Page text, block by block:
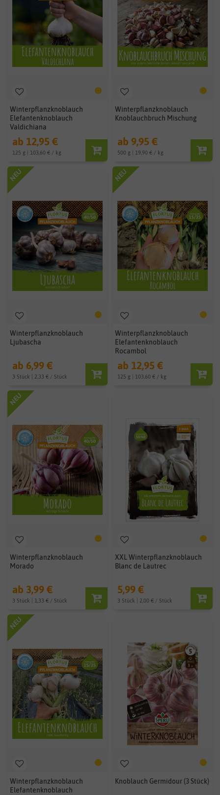
Winterpflanzknoblauch
Elefantenknoblauch
Valdichiana
ab 12,95 €
125 g | 103,60 € / kg
Winterpflanzknoblauch
Knoblauchbruch Mischung
ab 9,95 €
500 g | 19,90 € / kg
NEU
Winterpflanzknoblauch
Ljubascha
ab 6,99 €
3 Stück | 2,33 € / Stück
NEU
Winterpflanzknoblauch
Elefantenknoblauch
Rocambol
ab 12,95 €
125 g | 103,60 € / kg
NEU
Winterpflanzknoblauch
Morado
ab 3,99 €
3 Stück | 1,33 € / Stück
XXL Winterpflanzknoblauch
Blanc de Lautrec
5,99 €
3 Stück | 2,00 € / Stück
NEU
Winterpflanzknoblauch
Elefantenknoblauch
Knoblauch Germidour (3 Stück)